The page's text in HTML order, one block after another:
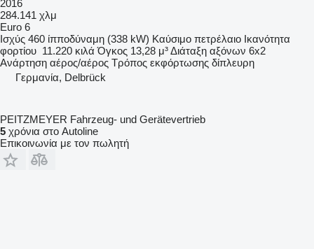
2016
284.141 χλμ
Euro 6
Ισχύς 460 ίπποδύναμη (338 kW) Καύσιμο πετρέλαιο Ικανότητα
φορτίου 11.220 κιλά Όγκος 13,28 μ³Διάταξη αξόνων 6x2
Ανάρτηση αέρος/αέρος Τρόπος εκφόρτωσης δίπλευρη
Γερμανία, Delbrück
PEITZMEYER Fahrzeug- und Gerätevertrieb
5 χρόνια στο Autoline
Επικοινωνία με τον πωλητή